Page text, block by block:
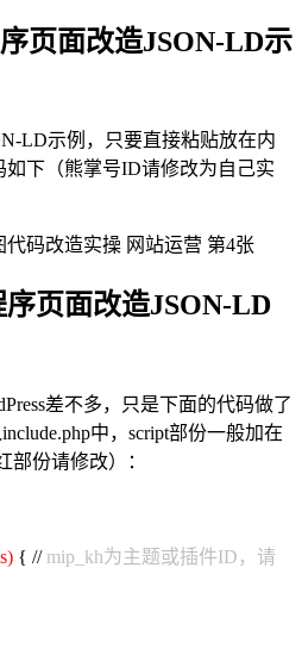
页面改造JSON-LD示
LD示例，只要直接粘贴放在内
下（熊掌号ID请修改为自己实
页面改造JSON-LD
差不多，只是下面的代码做了
中，script部份一般加在
部份请修改）：
{ //mip_kh为主题或插件ID，请